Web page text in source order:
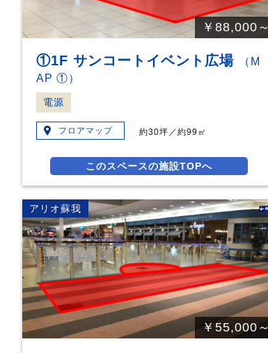
￥88,000～
①1F サンコートイベント広場
（M
AP ①）
電源
フロアマップ 約30坪／約99㎡
このスペースの施設TOPへ
アリオ蘇我
￥55,000～